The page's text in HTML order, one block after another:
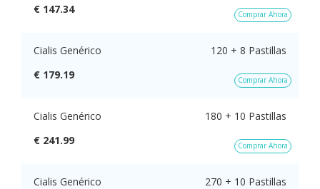
€ 147.34
Comprar Ahora
Cialis Genérico
120 + 8 Pastillas
€ 179.19
Comprar Ahora
Cialis Genérico
180 + 10 Pastillas
€ 241.99
Comprar Ahora
Cialis Genérico
270 + 10 Pastillas